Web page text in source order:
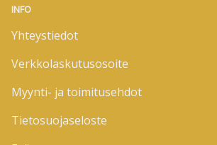
INFO
Yhteystiedot
Verkkolaskutusosoite
Myynti- ja toimitusehdot
Tietosuojaseloste